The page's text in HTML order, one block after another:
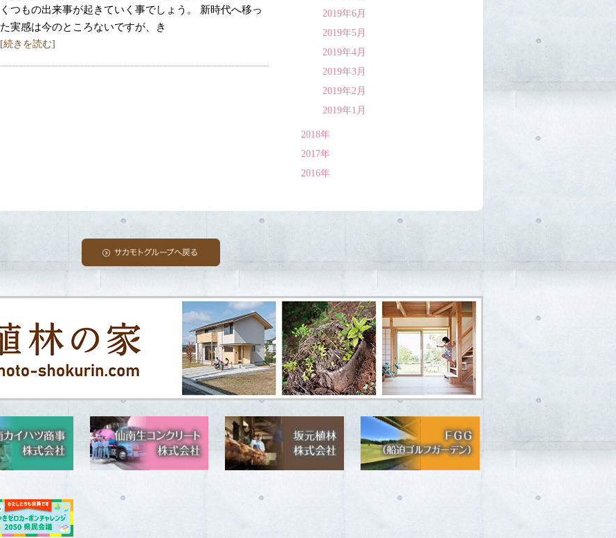
くつもの出来事が起きていく事でしょう。 新時代へ移っ
た実感は今のところないですが、き
[続きを読む]
2019年6月
2019年5月
2019年4月
2019年3月
2019年2月
2019年1月
2018年
2017年
2016年